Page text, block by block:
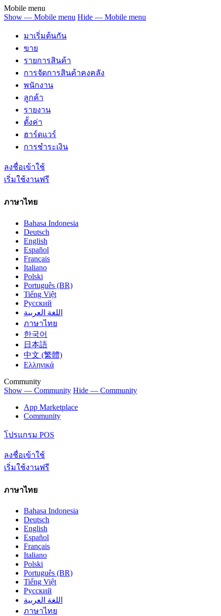
Mobile menu
Show — Mobile menu Hide — Mobile menu
มาเริ่มต้นกัน
ขาย
รายการสินค้า
การจัดการสินค้าคงคลัง
พนักงาน
ลูกค้า
รายงาน
ตั้งค่า
ฮาร์ดแวร์
การชำระเงิน
ลงชื่อเข้าใช้
เริ่มใช้งานฟรี
ภาษาไทย
Bahasa Indonesia
Deutsch
English
Español
Français
Italiano
Polski
Português (BR)
Tiếng Việt
Русский
اللغة العربية
ภาษาไทย
한국어
日本語
中文 (繁體)
Ελληνικά
Community
Show — Community Hide — Community
App Marketplace
Community
โปรแกรม POS
ลงชื่อเข้าใช้
เริ่มใช้งานฟรี
ภาษาไทย
Bahasa Indonesia
Deutsch
English
Español
Français
Italiano
Polski
Português (BR)
Tiếng Việt
Русский
اللغة العربية
ภาษาไทย